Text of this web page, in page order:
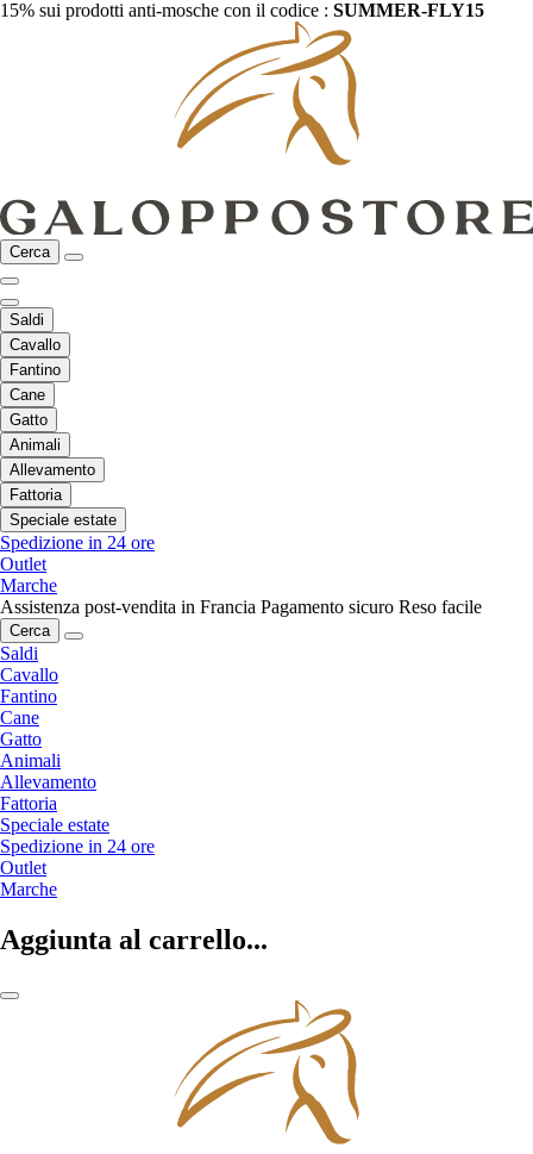
15% sui prodotti anti-mosche con il codice : SUMMER-FLY15
Cerca
Saldi
Cavallo
Fantino
Cane
Gatto
Animali
Allevamento
Fattoria
Speciale estate
Spedizione in 24 ore
Outlet
Marche
Assistenza post-vendita in Francia Pagamento sicuro Reso facile
Cerca
Saldi
Cavallo
Fantino
Cane
Gatto
Animali
Allevamento
Fattoria
Speciale estate
Spedizione in 24 ore
Outlet
Marche
Aggiunta al carrello...